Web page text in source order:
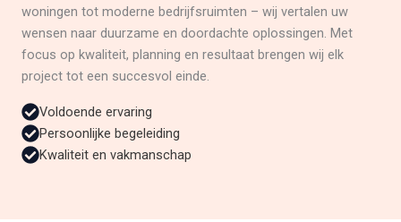
woningen tot moderne bedrijfsruimten – wij vertalen uw
wensen naar duurzame en doordachte oplossingen. Met
focus op kwaliteit, planning en resultaat brengen wij elk
project tot een succesvol einde.
Voldoende ervaring
Persoonlijke begeleiding
Kwaliteit en vakmanschap